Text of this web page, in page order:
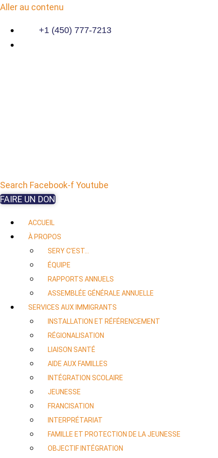
Aller au contenu
+1 (450) 777-7213
Search Facebook-fYoutube
FAIRE UN DON
ACCUEIL
À PROPOS
SERY C’EST…
ÉQUIPE
RAPPORTS ANNUELS
ASSEMBLÉE GÉNÉRALE ANNUELLE
SERVICES AUX IMMIGRANTS
INSTALLATION ET RÉFÉRENCEMENT
RÉGIONALISATION
LIAISON SANTÉ
AIDE AUX FAMILLES
INTÉGRATION SCOLAIRE
JEUNESSE
FRANCISATION
INTERPRÉTARIAT
FAMILLE ET PROTECTION DE LA JEUNESSE
OBJECTIF INTÉGRATION